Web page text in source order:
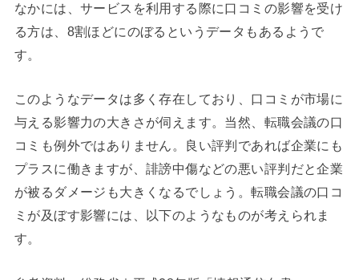
なかには、サービスを利用する際に口コミの影響を受け
る方は、8割ほどにのぼるというデータもあるようで
す。
このようなデータは多く存在しており、口コミが市場に
与える影響力の大きさが伺えます。当然、転職会議の口
コミも例外ではありません。良い評判であれば企業にも
プラスに働きますが、誹謗中傷などの悪い評判だと企業
が被るダメージも大きくなるでしょう。転職会議の口コ
ミが及ぼす影響には、以下のようなものが考えられま
す。